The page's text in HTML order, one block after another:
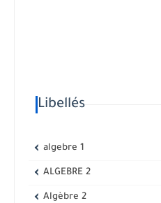
Libellés
algebre 1
ALGEBRE 2
Algèbre 2